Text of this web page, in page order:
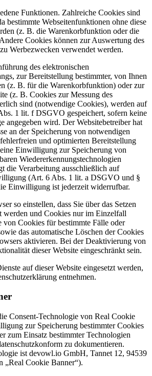
Funktionen. Zahlreiche Cookies sind
bestimmte Webseitenfunktionen ohne diese
(z. B. die Warenkorbfunktion oder die
Cookies können zur Auswertung des
Werbezwecken verwendet werden.
des elektronischen
zur Bereitstellung bestimmter, von Ihnen
(z. B. für die Warenkorbfunktion) oder zur
(z. B. Cookies zur Messung des
sind (notwendige Cookies), werden auf
1 lit. f DSGVO gespeichert, sofern keine
angegeben wird. Der Websitebetreiber hat
an der Speicherung von notwendigen
und optimierten Bereitstellung
Einwilligung zur Speicherung von
Wiedererkennungstechnologien
die Verarbeitung ausschließlich auf
(Art. 6 Abs. 1 lit. a DSGVO und §
Einwilligung ist jederzeit widerrufbar.
so einstellen, dass Sie über das Setzen
und Cookies nur im Einzelfall
von Cookies für bestimmte Fälle oder
das automatische Löschen der Cookies
aktivieren. Bei der Deaktivierung von
dieser Website eingeschränkt sein.
auf dieser Website eingesetzt werden,
entnehmen.
Consent-Technologie von Real Cookie
zur Speicherung bestimmter Cookies
zum Einsatz bestimmter Technologien
zu dokumentieren.
ist devowl.io GmbH, Tannet 12, 94539
„Real Cookie Banner“).